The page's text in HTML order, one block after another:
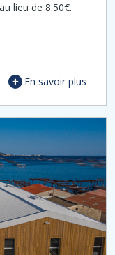
lieu de 8.50€.
En savoir plus